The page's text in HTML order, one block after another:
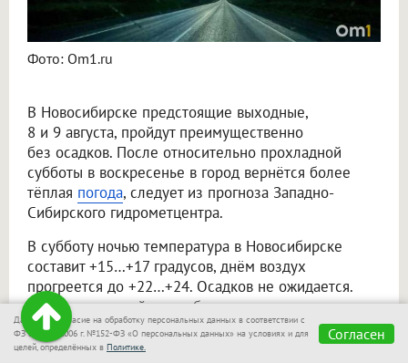
Фото: Om1.ru
В Новосибирске предстоящие выходные,
8 и 9 августа, пройдут преимущественно
без осадков. После относительно прохладной
субботы в воскресенье в город вернётся более
тёплая погода, следует из прогноза Западно-
Сибирского гидрометцентра.
В субботу ночью температура в Новосибирске
составит +15…+17 градусов, днём воздух
прогреется до +22…+24. Осадков не ожидается.
Северо-западный ветер будет дуть со скоростью
4–9 метров в секунду.
Даю своё согласие на обработку персональных данных в соответствии с
ФЗ от 27.07.2006 г. №152-ФЗ «О персональных данных» на условиях и для
целей, определённых в Политике.
Согласен